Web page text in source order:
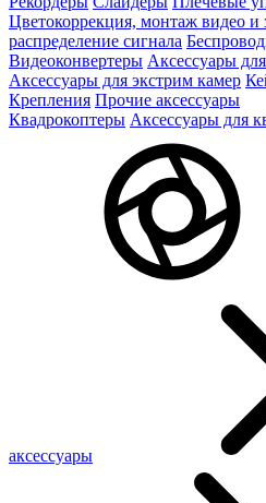
Цветокоррекция, монтаж видео и
распределение сигнала
Видеоконвертеры Аксессуары
Аксессуары для экстрим камер
Крепления Прочие аксессуары
Квадрокоптеры Аксессуары для
аксессуары